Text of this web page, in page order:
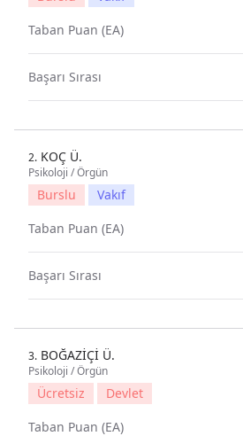
Taban Puan (EA)
Başarı Sırası
2. KOÇ Ü.
Psikoloji / Örgün
Burslu
Vakıf
Taban Puan (EA)
Başarı Sırası
3. BOĞAZİÇİ Ü.
Psikoloji / Örgün
Ücretsiz
Devlet
Taban Puan (EA)